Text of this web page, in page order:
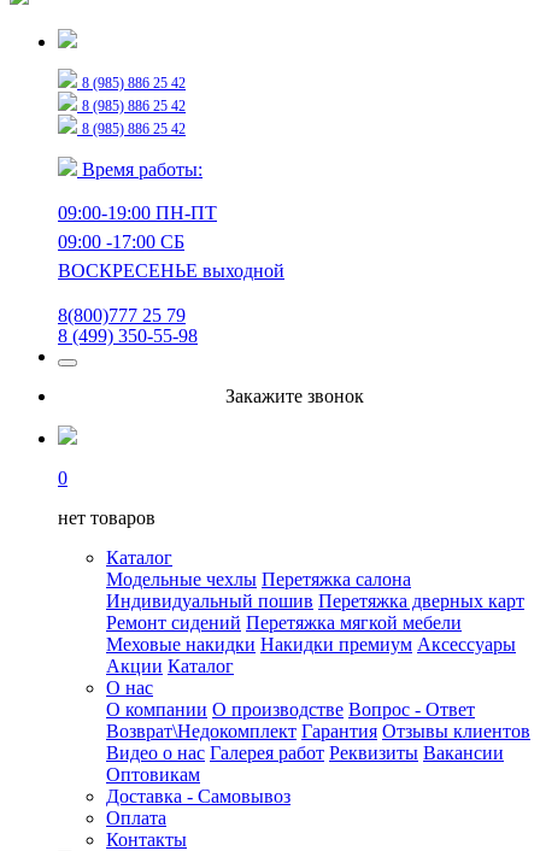
8 (985) 886 25 42
8 (985) 886 25 42
8 (985) 886 25 42
Время работы:
09:00-19:00 ПН-ПТ
09:00 -17:00 СБ
ВОСКРЕСЕНЬЕ выходной
8(800)777 25 79
8 (499) 350-55-98
Закажите звонок
0
нет товаров
Каталог
Модельные чехлы Перетяжка салона
Индивидуальный пошив Перетяжка дверных карт
Ремонт сидений Перетяжка мягкой мебели
Меховые накидки Накидки премиум Аксессуары
Акции Каталог
О нас
О компании О производстве Вопрос - Ответ
Возврат\Недокомплект Гарантия Отзывы клиентов
Видео о нас Галерея работ Реквизиты Вакансии
Оптовикам
Доставка - Самовывоз
Оплата
Контакты